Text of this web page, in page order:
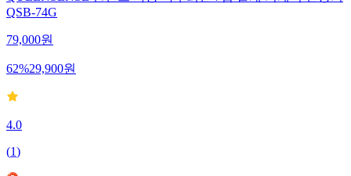
QSB-74G
79,000원
62%29,900원
4.0
(1)